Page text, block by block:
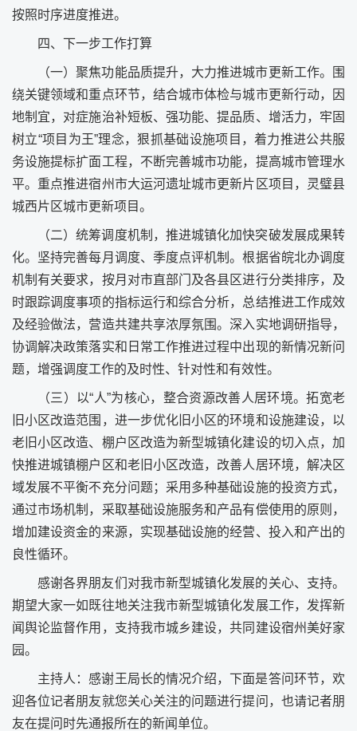
按照时序进度推进。
四、下一步工作打算
（一）聚焦功能品质提升，大力推进城市更新工作。围
绕关键领域和重点环节，结合城市体检与城市更新行动，因
地制宜，对症施治补短板、强功能、提品质、增活力，牢固
树立“项目为王”理念，狠抓基础设施项目，着力推进公共服
务设施提标扩面工程，不断完善城市功能，提高城市管理水
平。重点推进宿州市大运河遗址城市更新片区项目，灵璧县
城西片区城市更新项目。
（二）统筹调度机制，推进城镇化加快突破发展成果转
化。坚持完善每月调度、季度点评机制。根据省皖北办调度
机制有关要求，按月对市直部门及各县区进行分类排序，及
时跟踪调度事项的指标运行和综合分析，总结推进工作成效
及经验做法，营造共建共享浓厚氛围。深入实地调研指导，
协调解决政策落实和日常工作推进过程中出现的新情况新问
题，增强调度工作的及时性、针对性和有效性。
（三）以“人”为核心，整合资源改善人居环境。拓宽老
旧小区改造范围，进一步优化旧小区的环境和设施建设，以
老旧小区改造、棚户区改造为新型城镇化建设的切入点，加
快推进城镇棚户区和老旧小区改造，改善人居环境，解决区
域发展不平衡不充分问题；采用多种基础设施的投资方式，
通过市场机制，采取基础设施服务和产品有偿使用的原则，
增加建设资金的来源，实现基础设施的经营、投入和产出的
良性循环。
感谢各界朋友们对我市新型城镇化发展的关心、支持。
期望大家一如既往地关注我市新型城镇化发展工作，发挥新
闻舆论监督作用，支持我市城乡建设，共同建设宿州美好家
园。
主持人：感谢王局长的情况介绍，下面是答问环节，欢
迎各位记者朋友就您关心关注的问题进行提问，也请记者朋
友在提问时先通报所在的新闻单位。